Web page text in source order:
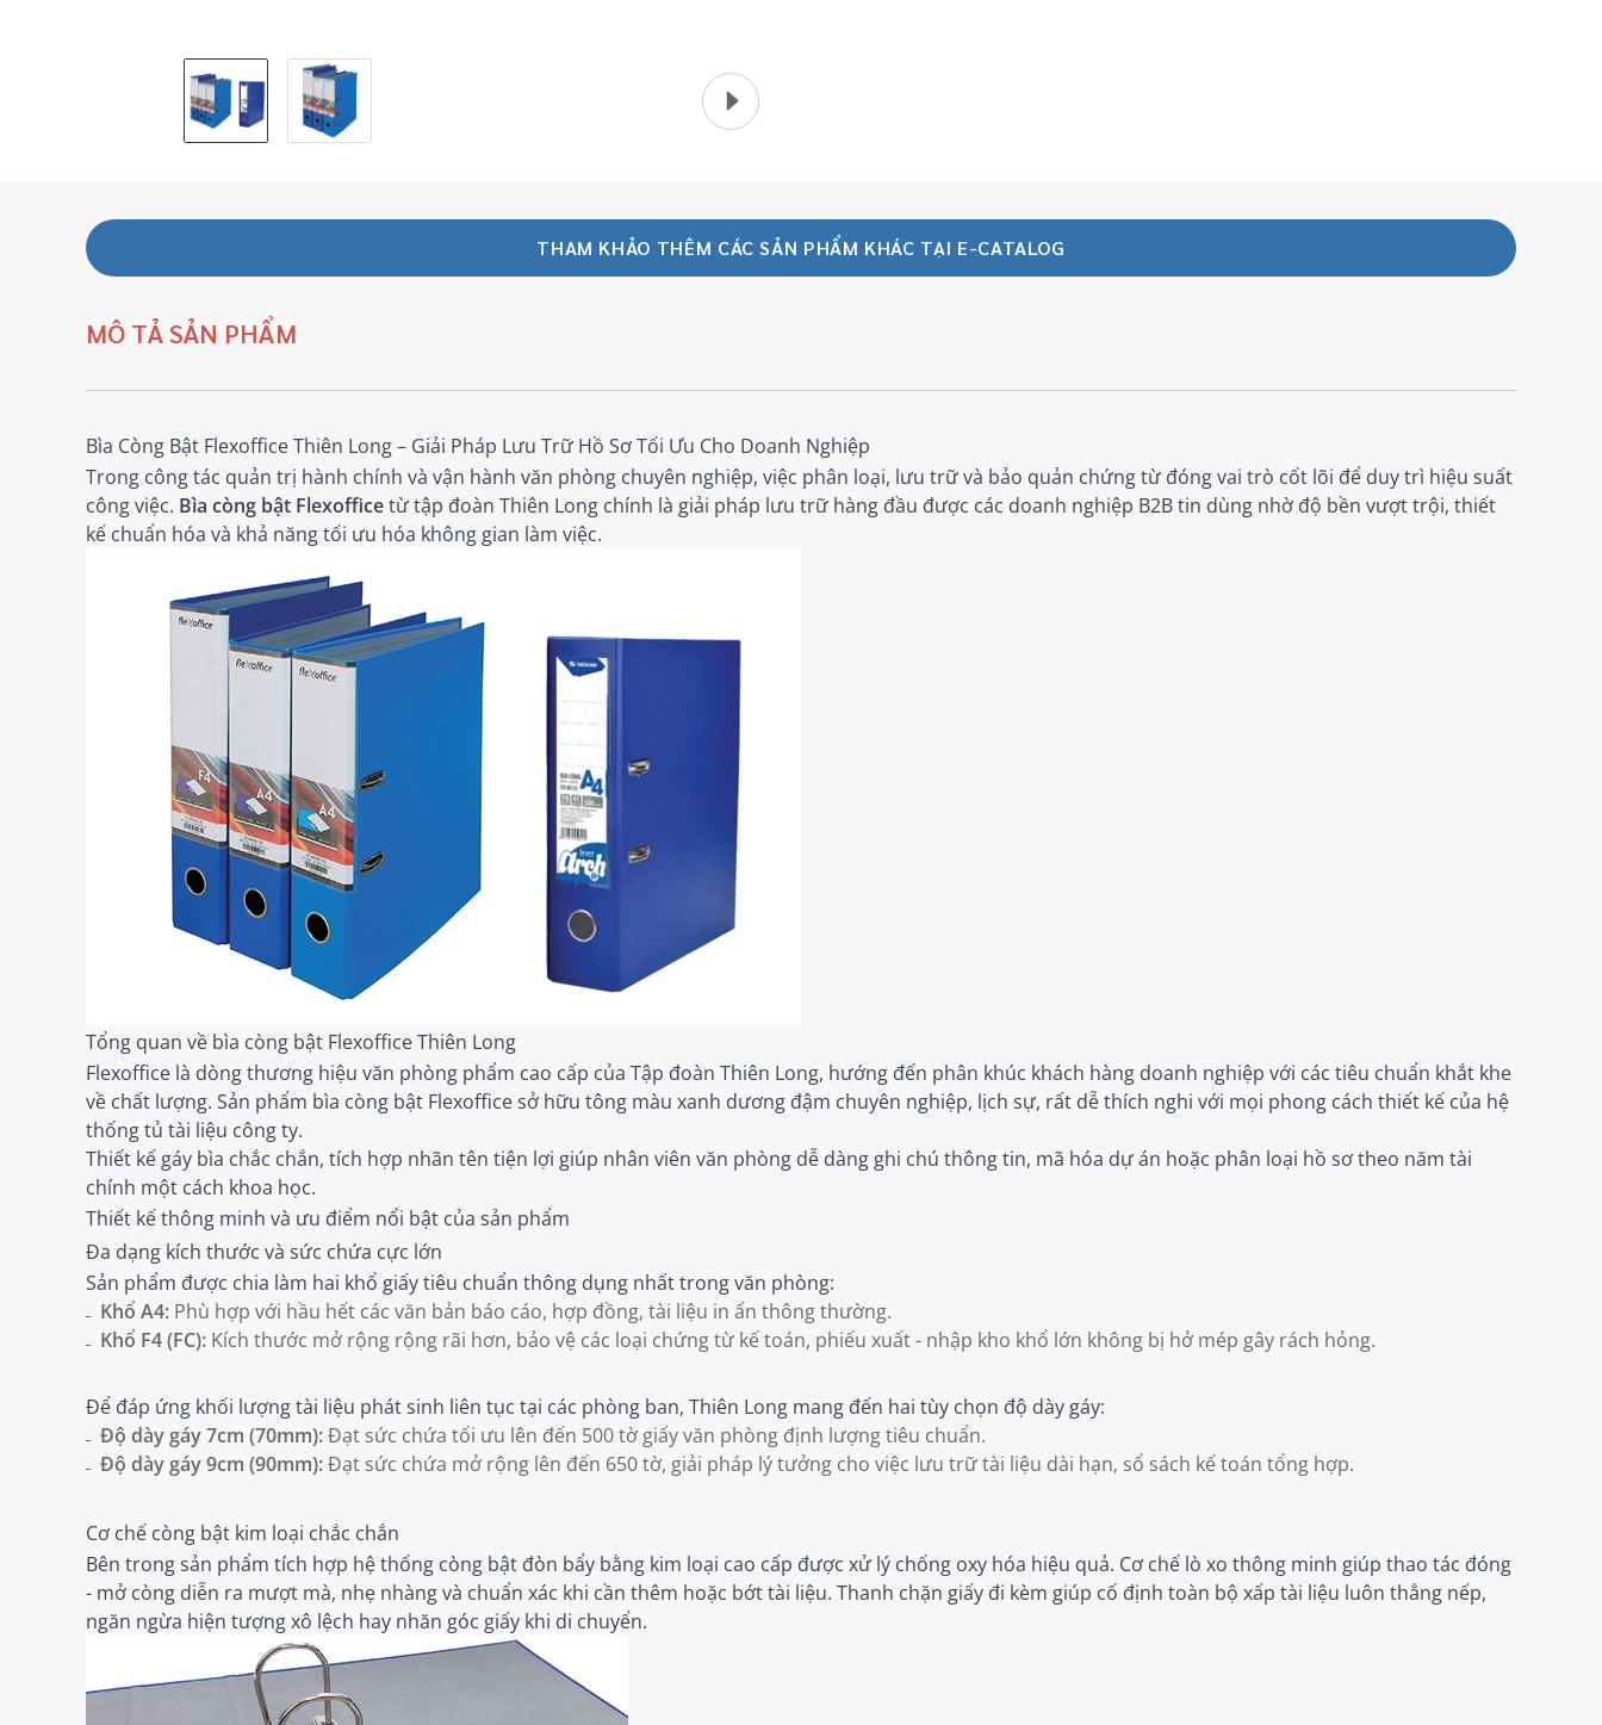
THAM KHẢO THÊM CÁC SẢN PHẨM KHÁC TẠI E-CATALOG
MÔ TẢ SẢN PHẨM
Bìa Còng Bật Flexoffice Thiên Long – Giải Pháp Lưu Trữ Hồ Sơ Tối Ưu Cho Doanh Nghiệp
Trong công tác quản trị hành chính và vận hành văn phòng chuyên nghiệp, việc phân loại, lưu trữ và bảo quản chứng từ đóng vai trò cốt lõi để duy trì hiệu suất
công việc. Bìa còng bật Flexofficetừ tập đoàn Thiên Long chính là giải pháp lưu trữ hàng đầu được các doanh nghiệp B2B tin dùng nhờ độ bền vượt trội, thiết
kế chuẩn hóa và khả năng tối ưu hóa không gian làm việc.
Tổng quan về bìa còng bật Flexoffice Thiên Long
Flexoffice là dòng thương hiệu văn phòng phẩm cao cấp của Tập đoàn Thiên Long, hướng đến phân khúc khách hàng doanh nghiệp với các tiêu chuẩn khắt khe
về chất lượng. Sản phẩm bìa còng bật Flexoffice sở hữu tông màu xanh dương đậm chuyên nghiệp, lịch sự, rất dễ thích nghi với mọi phong cách thiết kế của hệ
thống tủ tài liệu công ty.
Thiết kế gáy bìa chắc chắn, tích hợp nhãn tên tiện lợi giúp nhân viên văn phòng dễ dàng ghi chú thông tin, mã hóa dự án hoặc phân loại hồ sơ theo năm tài
chính một cách khoa học.
Thiết kế thông minh và ưu điểm nổi bật của sản phẩm
Đa dạng kích thước và sức chứa cực lớn
Sản phẩm được chia làm hai khổ giấy tiêu chuẩn thông dụng nhất trong văn phòng:
Khổ A4: Phù hợp với hầu hết các văn bản báo cáo, hợp đồng, tài liệu in ấn thông thường.
Khổ F4 (FC): Kích thước mở rộng rộng rãi hơn, bảo vệ các loại chứng từ kế toán, phiếu xuất - nhập kho khổ lớn không bị hở mép gây rách hỏng.
Để đáp ứng khối lượng tài liệu phát sinh liên tục tại các phòng ban, Thiên Long mang đến hai tùy chọn độ dày gáy:
Độ dày gáy 7cm (70mm):Đạt sức chứa tối ưu lên đến 500 tờ giấy văn phòng định lượng tiêu chuẩn.
Độ dày gáy 9cm (90mm):Đạt sức chứa mở rộng lên đến 650 tờ, giải pháp lý tưởng cho việc lưu trữ tài liệu dài hạn, sổ sách kế toán tổng hợp.
Cơ chế còng bật kim loại chắc chắn
Bên trong sản phẩm tích hợp hệ thống còng bật đòn bẩy bằng kim loại cao cấp được xử lý chống oxy hóa hiệu quả. Cơ chế lò xo thông minh giúp thao tác đóng
- mở còng diễn ra mượt mà, nhẹ nhàng và chuẩn xác khi cần thêm hoặc bớt tài liệu. Thanh chặn giấy đi kèm giúp cố định toàn bộ xấp tài liệu luôn thẳng nếp,
ngăn ngừa hiện tượng xô lệch hay nhăn góc giấy khi di chuyển.